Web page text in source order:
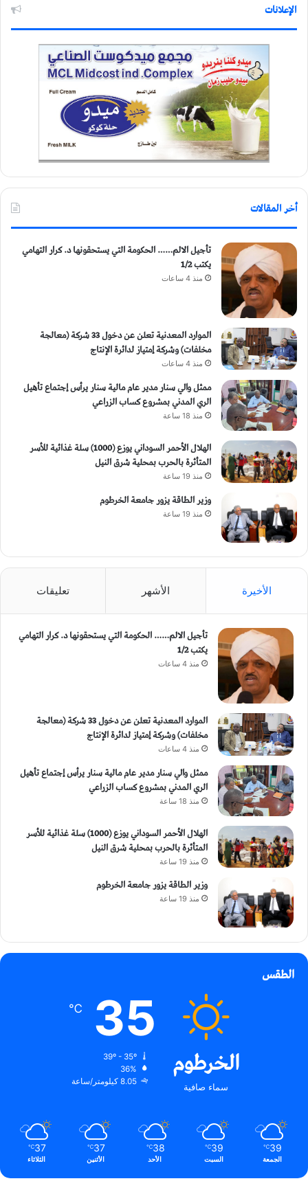
الإعلانات
أخر المقالات
تأجيل الالم…… الحكومة التي يستحقونها د. كرار التهامي
يكتب 1/2
منذ 4 ساعات
الموارد المعدنية تعلن عن دخول 33 شركة (معالجة
مخلفات) وشركة إمتياز لدائرة الإنتاج
منذ 4 ساعات
ممثل والي سنار مدير عام مالية سنار يرأس إجتماع تأهيل
الري المدني بمشروع كساب الزراعي
منذ 18 ساعة
الهلال الأحمر السوداني يوزع (1000) سلة غذائية للأسر
المتأثرة بالحرب بمحلية شرق النيل
منذ 19 ساعة
وزير الطاقة يزور جامعة الخرطوم
منذ 19 ساعة
الأخيرة الأشهر تعليقات
تأجيل الالم…… الحكومة التي يستحقونها د. كرار التهامي
يكتب 1/2
منذ 4 ساعات
الموارد المعدنية تعلن عن دخول 33 شركة (معالجة
مخلفات) وشركة إمتياز لدائرة الإنتاج
منذ 4 ساعات
ممثل والي سنار مدير عام مالية سنار يرأس إجتماع تأهيل
الري المدني بمشروع كساب الزراعي
منذ 18 ساعة
الهلال الأحمر السوداني يوزع (1000) سلة غذائية للأسر
المتأثرة بالحرب بمحلية شرق النيل
منذ 19 ساعة
وزير الطاقة يزور جامعة الخرطوم
منذ 19 ساعة
الطقس
الخرطوم
سماء صافية
35
℃
36%
8.05 كيلومتر/ساعة
39
℃
الجمعة
39
℃
السبت
38
℃
الأحد
37
℃
الأثنين
37
℃
الثلاثاء